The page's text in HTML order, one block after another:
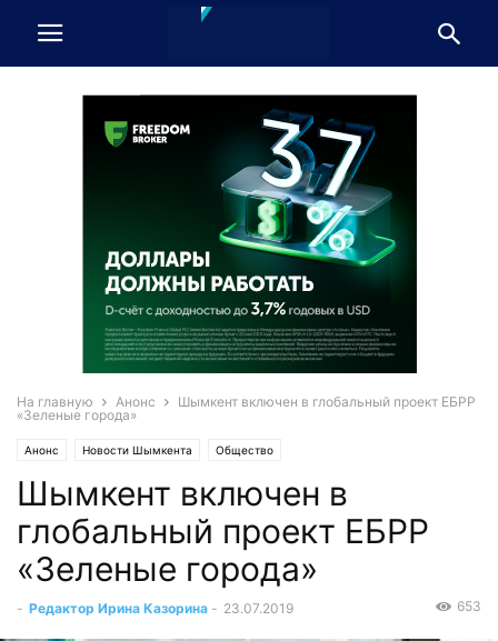
На главную Анонс
Шымкент включен в глобальный проект ЕБРР
«Зеленые города»
Анонс Новости Шымкента Общество
Шымкент включен в
глобальный проект ЕБРР
«Зеленые города»
- Редактор Ирина Казорина - 23.07.2019 653